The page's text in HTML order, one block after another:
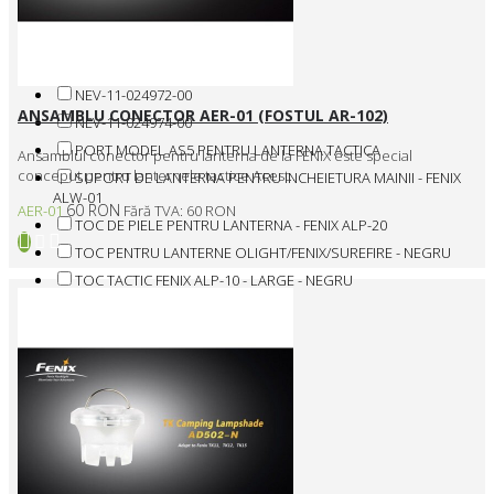
L50-PORT
NEV-11-024972-00
NEV-11-024974-00
PORT MODEL AS5 PENTRU LANTERNA TACTICA
SUPORT DE LANTERNA PENTRU INCHEIETURA MAINII - FENIX
ALW-01
TOC DE PIELE PENTRU LANTERNA - FENIX ALP-20
TOC PENTRU LANTERNE OLIGHT/FENIX/SUREFIRE - NEGRU
TOC TACTIC FENIX ALP-10 - LARGE - NEGRU
ANSAMBLU CONECTOR AER-01 (FOSTUL AR-102)
Ansamblul conector pentru lanterna de la FENIX este special
conceput pentru lanternele tactice.Acest..
AER-01 60 RON Fără TVA: 60 RON